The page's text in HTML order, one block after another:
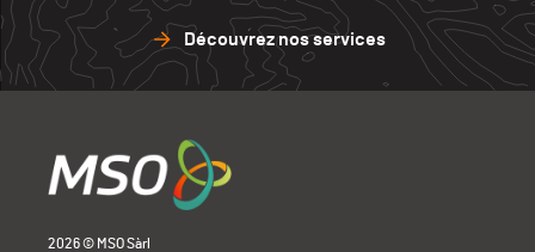
Découvrez nos services
2026 © MSO Sàrl